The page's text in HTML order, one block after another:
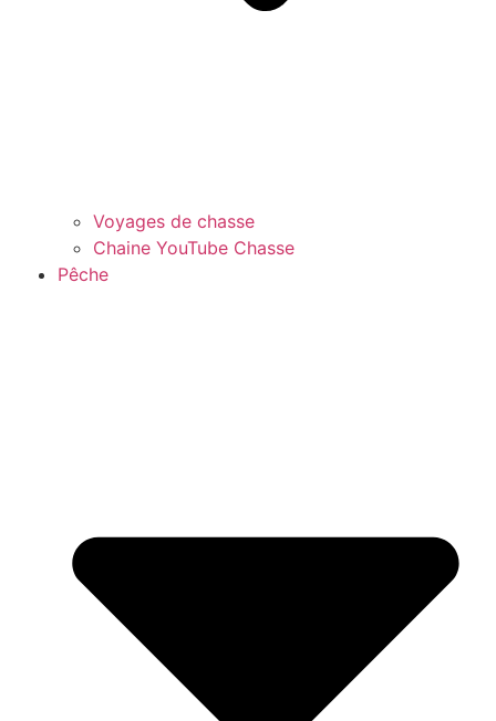
Voyages de chasse
Chaine YouTube Chasse
Pêche